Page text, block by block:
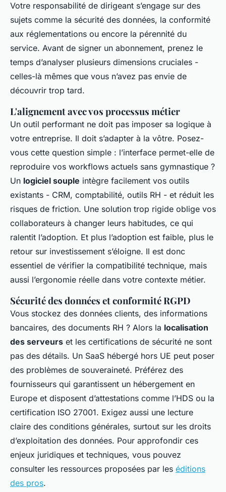
Votre responsabilité de dirigeant s’engage sur des
sujets comme la sécurité des données, la conformité
aux réglementations ou encore la pérennité du
service. Avant de signer un abonnement, prenez le
temps d’analyser plusieurs dimensions cruciales -
celles-là mêmes que vous n’avez pas envie de
découvrir trop tard.
L'alignement avec vos processus métier
Un outil performant ne doit pas imposer sa logique à
votre entreprise. Il doit s’adapter à la vôtre. Posez-
vous cette question simple : l’interface permet-elle de
reproduire vos workflows actuels sans gymnastique ?
Un logiciel souple intègre facilement vos outils
existants - CRM, comptabilité, outils RH - et réduit les
risques de friction. Une solution trop rigide oblige vos
collaborateurs à changer leurs habitudes, ce qui
ralentit l’adoption. Et plus l’adoption est faible, plus le
retour sur investissement s’éloigne. Il est donc
essentiel de vérifier la compatibilité technique, mais
aussi l’ergonomie réelle dans votre contexte métier.
Sécurité des données et conformité RGPD
Vous stockez des données clients, des informations
bancaires, des documents RH ? Alors la localisation
des serveurs et les certifications de sécurité ne sont
pas des détails. Un SaaS hébergé hors UE peut poser
des problèmes de souveraineté. Préférez des
fournisseurs qui garantissent un hébergement en
Europe et disposent d’attestations comme l’HDS ou la
certification ISO 27001. Exigez aussi une lecture
claire des conditions générales, surtout sur les droits
d’exploitation des données. Pour approfondir ces
enjeux juridiques et techniques, vous pouvez
consulter les ressources proposées par les éditions
des pros.